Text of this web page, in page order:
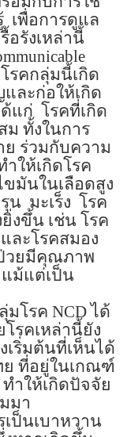
เพื่อการดูแล
อรังเหล่านี้
รคกลุ่มนี้เกิด
ละก่อให้เกิด
แก่ โรคที่เกิด
ม ทั้งในการ
ย ร่วมกับความ
ให้เกิดโรค
ขมันในเลือดสูง
น มะเร็ง โรค
งขึ้น เช่น โรค
ละโรคสมอง
วยมีคุณภาพ
ม้แต่เป็น
รค NCD ได้
รคเหล่านี้ยัง
เริ่มต้นที่เห็นได้
ที่อยู่ในเกณฑ์
ำให้เกิดปัจจัย
มา
ป็นเบาหวาน